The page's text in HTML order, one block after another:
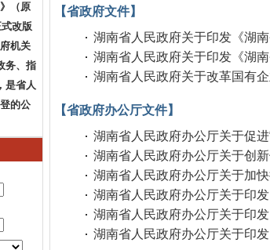
（原
改版
机关
务、指
是省人
的公
【省政府文件】
湖南省人民政府关于印发《湖
湖南省人民政府关于印发《湖
湖南省人民政府关于改革国有
【省政府办公厅文件】
湖南省人民政府办公厅关于促
湖南省人民政府办公厅关于创
湖南省人民政府办公厅关于加
湖南省人民政府办公厅关于印
湖南省人民政府办公厅关于印
湖南省人民政府办公厅关于印